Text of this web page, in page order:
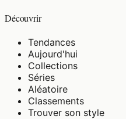
Découvrir
Tendances
Aujourd'hui
Collections
Séries
Aléatoire
Classements
Trouver son style